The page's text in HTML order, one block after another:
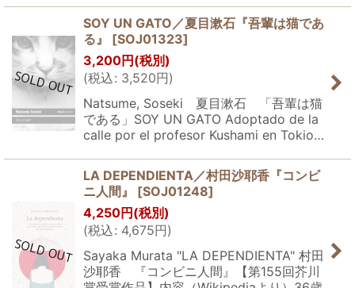
SOY UN GATO／夏目漱石『吾輩は猫であ
る』
[SOJ01323]
3,200円 (税別)
(税込: 3,520円)
Natsume, Soseki 夏目漱石 「吾輩は猫
である」SOY UN GATO Adoptado de la
calle por el profesor Kushami en Tokio…
LA DEPENDIENTA／村田沙耶香『コンビ
ニ人間』
[SOJ01248]
4,250円 (税別)
(税込: 4,675円)
Sayaka Murata "LA DEPENDIENTA" 村田
沙耶香 『コンビニ人間』【第155回芥川